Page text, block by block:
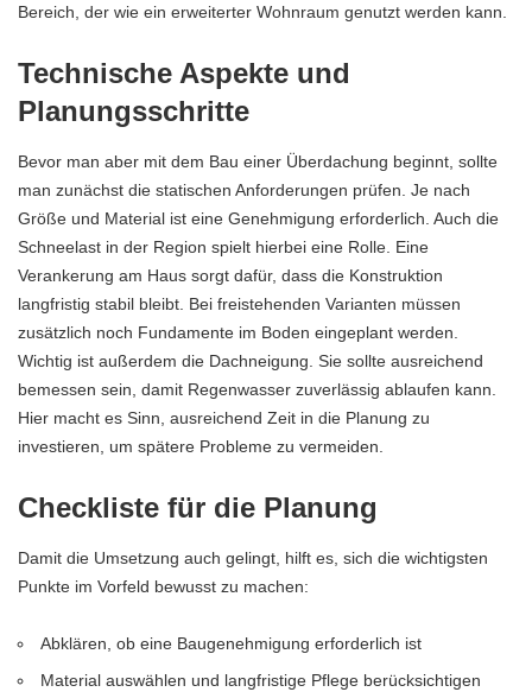
Bereich, der wie ein erweiterter Wohnraum genutzt werden kann.
Technische Aspekte und
Planungsschritte
Bevor man aber mit dem Bau einer Überdachung beginnt, sollte
man zunächst die statischen Anforderungen prüfen. Je nach
Größe und Material ist eine Genehmigung erforderlich. Auch die
Schneelast in der Region spielt hierbei eine Rolle. Eine
Verankerung am Haus sorgt dafür, dass die Konstruktion
langfristig stabil bleibt. Bei freistehenden Varianten müssen
zusätzlich noch Fundamente im Boden eingeplant werden.
Wichtig ist außerdem die Dachneigung. Sie sollte ausreichend
bemessen sein, damit Regenwasser zuverlässig ablaufen kann.
Hier macht es Sinn, ausreichend Zeit in die Planung zu
investieren, um spätere Probleme zu vermeiden.
Checkliste für die Planung
Damit die Umsetzung auch gelingt, hilft es, sich die wichtigsten
Punkte im Vorfeld bewusst zu machen:
Abklären, ob eine Baugenehmigung erforderlich ist
Material auswählen und langfristige Pflege berücksichtigen